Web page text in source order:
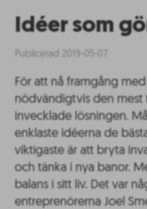
Idéer som
Publicerad 2019-05-07
För att nå framgång
nödvändigtvis den mest
invecklade lösningen.
enklaste idéerna de
viktigaste är att bryta
och tänka i nya banor.
balans i sitt liv. Det var
entreprenörerna Joel